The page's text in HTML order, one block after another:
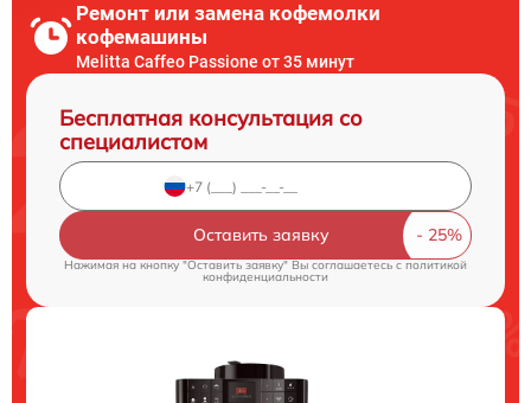
Ремонт или замена кофемолки
кофемашины
Melitta Caffeo Passione от 35 минут
Бесплатная консультация со
специалистом
Оставить заявку
Нажимая на кнопку "Оставить заявку" Вы соглашаетесь cполитикой
конфиденциальности